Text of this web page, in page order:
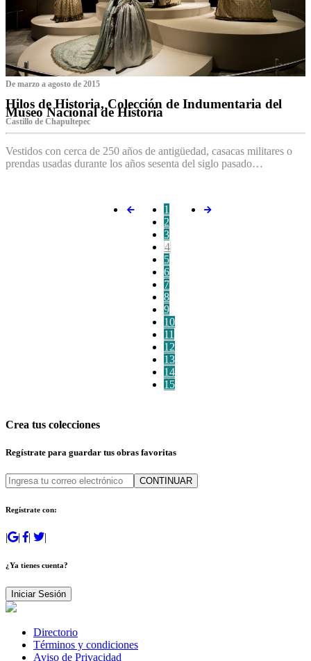
De marzo a agosto de 2015
Hilos de Historia, Colección de Indumentaria del
Museo Nacional de Historia
Castillo de Chapultepec
Vestidos con cerca de 250 años de antigüedad, casacas militares o
prendas usadas durante los años sesenta del siglo pasado…
1
2
3
4
5
6
7
8
9
10
11
12
13
14
15
Crea tus colecciones
Regístrate para guardar tus obras favoritas
CONTINUAR
Regístrate con:
| | | |
¿Ya tienes cuenta?
Iniciar Sesión
Directorio
Términos y condiciones
Aviso de Privacidad